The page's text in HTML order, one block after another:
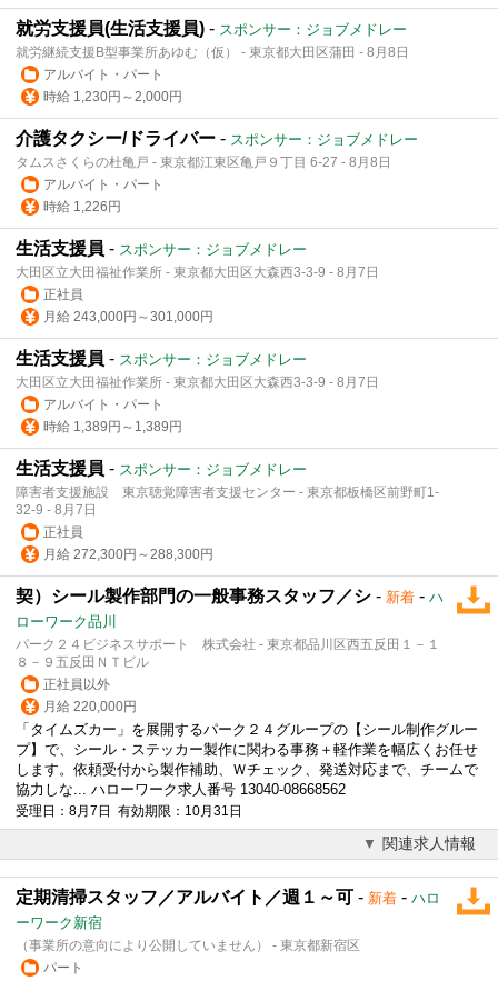
就労支援員(生活支援員) - スポンサー：ジョブメドレー
就労継続支援B型事業所あゆむ（仮） - 東京都大田区蒲田 - 8月8日
アルバイト・パート
時給 1,230円～2,000円
介護タクシー/ドライバー - スポンサー：ジョブメドレー
タムスさくらの杜亀戸 - 東京都江東区亀戸９丁目 6-27 - 8月8日
アルバイト・パート
時給 1,226円
生活支援員 - スポンサー：ジョブメドレー
大田区立大田福祉作業所 - 東京都大田区大森西3-3-9 - 8月7日
正社員
月給 243,000円～301,000円
生活支援員 - スポンサー：ジョブメドレー
大田区立大田福祉作業所 - 東京都大田区大森西3-3-9 - 8月7日
アルバイト・パート
時給 1,389円～1,389円
生活支援員 - スポンサー：ジョブメドレー
障害者支援施設 東京聴覚障害者支援センター - 東京都板橋区前野町1-
32-9 - 8月7日
正社員
月給 272,300円～288,300円
契）シール製作部門の一般事務スタッフ／シ - 新着 - ハ
ローワーク品川
パーク２４ビジネスサポート 株式会社 - 東京都品川区西五反田１－１
８－９五反田ＮＴビル
正社員以外
月給 220,000円
「タイムズカー」を展開するパーク２４グループの【シール制作グルー
プ】で、シール・ステッカー製作に関わる事務＋ 軽作業を幅広くお任せ
します。依頼受付から製作補助、Ｗチェック、発送対応まで、チームで
協力しな... ハローワーク求人番号 13040-08668562
受理日：8月7日 有効期限：10月31日
関連求人情報
定期清掃スタッフ／アルバイト／週１～可 - 新着 - ハロ
ーワーク新宿
（事業所の意向により公開していません） - 東京都新宿区
パート